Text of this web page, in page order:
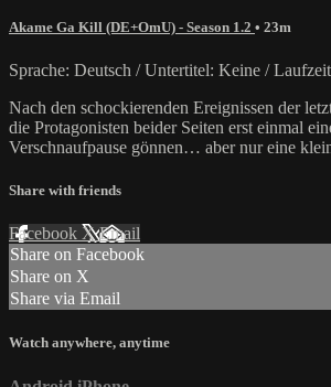
Akame Ga Kill (DE+OmU) - Season 1.2 • 23m
Sprache: Deutsch / Untertitel: Keine /
Nach den schockierenden Ereignissen der
die Protagonisten beider Seiten erst einmal
Verschnaufpause gönnen… aber nur eine
Share with friends
Facebook XEmail
Share on Facebook
Share on X
Share via Email
Watch anywhere, anytime